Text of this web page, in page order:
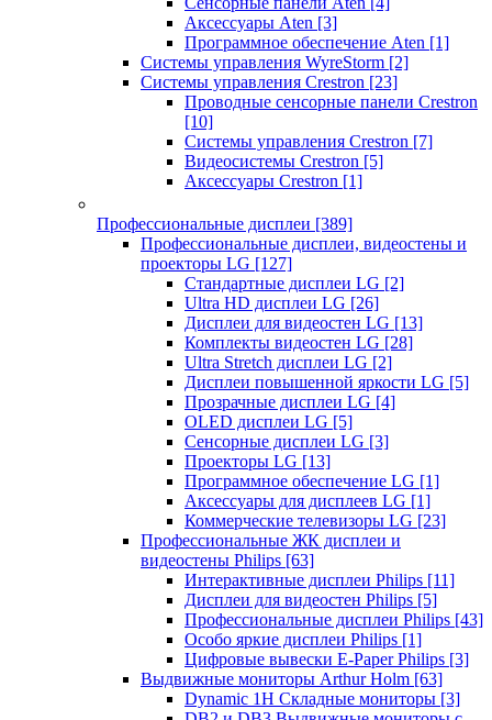
Аксессуары Aten [3]
Программное обеспечение Aten [1]
Системы управления WyreStorm [2]
Системы управления Crestron [23]
Проводные сенсорные панели Crestron
[10]
Системы управления Crestron [7]
Видеосистемы Crestron [5]
Аксессуары Crestron [1]
Профессиональные дисплеи [389]
Профессиональные дисплеи, видеостены и
проекторы LG [127]
Стандартные дисплеи LG [2]
Ultra HD дисплеи LG [26]
Дисплеи для видеостен LG [13]
Комплекты видеостен LG [28]
Ultra Stretch дисплеи LG [2]
Дисплеи повышенной яркости LG [5]
Прозрачные дисплеи LG [4]
OLED дисплеи LG [5]
Сенсорные дисплеи LG [3]
Проекторы LG [13]
Программное обеспечение LG [1]
Аксессуары для дисплеев LG [1]
Коммерческие телевизоры LG [23]
Профессиональные ЖК дисплеи и
видеостены Philips [63]
Интерактивные дисплеи Philips [11]
Дисплеи для видеостен Philips [5]
Профессиональные дисплеи Philips [43]
Особо яркие дисплеи Philips [1]
Цифровые вывески E-Paper Philips [3]
Выдвижные мониторы Arthur Holm [63]
Dynamic 1Н Складные мониторы [3]